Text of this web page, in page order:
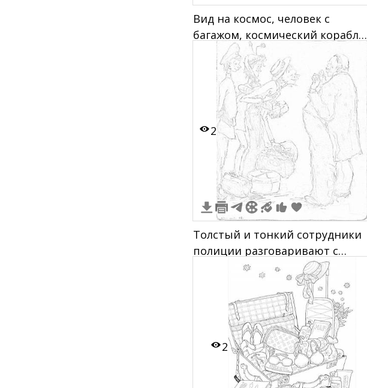
Вид на космос, человек с
багажом, космический корабль,
домик у воды, весло, лестница,
катер
2
Толстый и тонкий сотрудники
полиции разговаривают с
людьми с багажом
2